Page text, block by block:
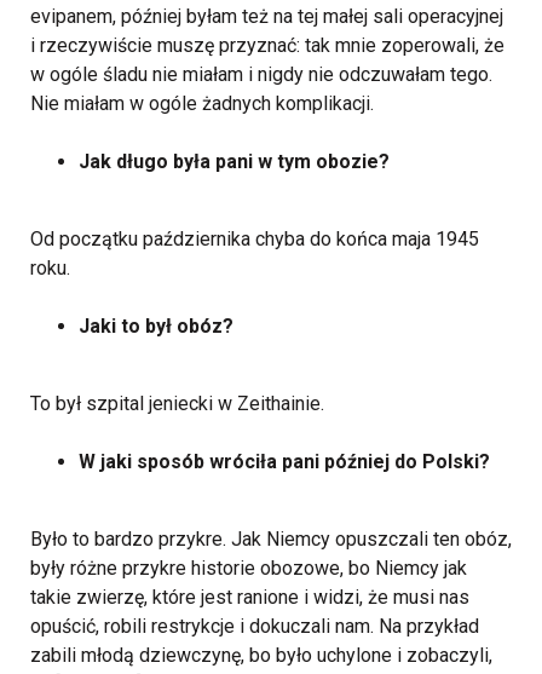
evipanem, później byłam też na tej małej sali operacyjnej
i rzeczywiście muszę przyznać: tak mnie zoperowali, że
w ogóle śladu nie miałam i nigdy nie odczuwałam tego.
Nie miałam w ogóle żadnych komplikacji.
Jak długo była pani w tym obozie?
Od początku października chyba do końca maja 1945
roku.
Jaki to był obóz?
To był szpital jeniecki w Zeithainie.
W jaki sposób wróciła pani później do Polski?
Było to bardzo przykre. Jak Niemcy opuszczali ten obóz,
były różne przykre historie obozowe, bo Niemcy jak
takie zwierzę, które jest ranione i widzi, że musi nas
opuścić, robili restrykcje i dokuczali nam. Na przykład
zabili młodą dziewczynę, bo było uchylone i zobaczyli,